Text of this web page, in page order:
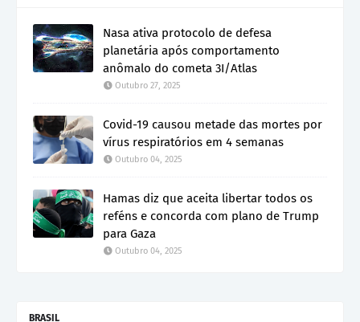
Nasa ativa protocolo de defesa
planetária após comportamento
anômalo do cometa 3I/Atlas
Outubro 27, 2025
Covid-19 causou metade das mortes por
vírus respiratórios em 4 semanas
Outubro 04, 2025
Hamas diz que aceita libertar todos os
reféns e concorda com plano de Trump
para Gaza
Outubro 04, 2025
BRASIL